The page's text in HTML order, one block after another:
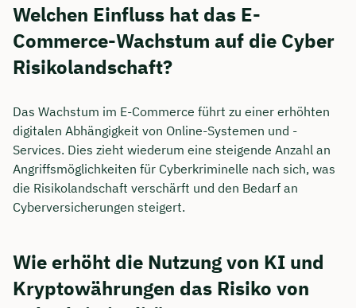
Welchen Einfluss hat das E-
Commerce-Wachstum auf die Cyber
Risikolandschaft?
Das Wachstum im E-Commerce führt zu einer erhöhten
digitalen Abhängigkeit von Online-Systemen und -
Services. Dies zieht wiederum eine steigende Anzahl an
Angriffsmöglichkeiten für Cyberkriminelle nach sich, was
die Risikolandschaft verschärft und den Bedarf an
Cyberversicherungen steigert.
Wie erhöht die Nutzung von KI und
Kryptowährungen das Risiko von